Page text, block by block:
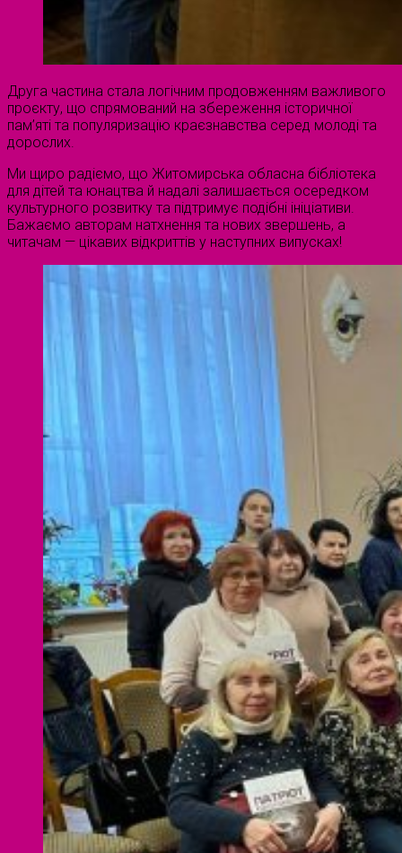
Друга частина стала логічним продовженням важливого
проєкту, що спрямований на збереження історичної
пам’яті та популяризацію краєзнавства серед молоді та
дорослих.
Ми щиро радіємо, що Житомирська обласна бібліотека
для дітей та юнацтва й надалі залишається осередком
культурного розвитку та підтримує подібні ініціативи.
Бажаємо авторам натхнення та нових звершень, а
читачам — цікавих відкриттів у наступних випусках!